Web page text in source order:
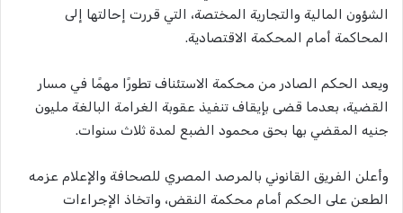
الشؤون المالية والتجارية المختصة، التي قررت إحالتها إلى
المحاكمة أمام المحكمة الاقتصادية.
ويعد الحكم الصادر من محكمة الاستئناف تطورًا مهمًا في مسار
القضية، بعدما قضى بإيقاف تنفيذ عقوبة الغرامة البالغة مليون
جنيه المقضي بها بحق محمود الضبع لمدة ثلاث سنوات.
وأعلن الفريق القانوني بالمرصد المصري للصحافة والإعلام عزمه
الطعن على الحكم أمام محكمة النقض، واتخاذ الإجراءات